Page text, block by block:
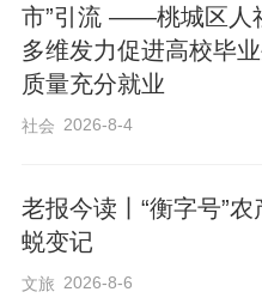
成全国飞行器种类
的 B 类通用机场，
城” 的知名品牌。产
名、发证近万名，
一。
市”引流 ——桃城区人
多维发力促进高校毕
质量充分就业
社会 2026-8-4
老报今读丨“衡字号”农
蜕变记
文旅 2026-8-6